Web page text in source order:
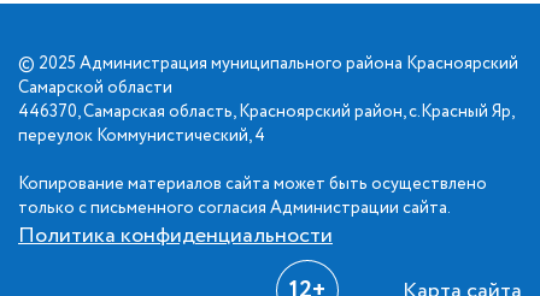
© 2025 Администрация муниципального района Красноярский
Самарской области
446370, Самарская область, Красноярский район, с.Красный Яр,
переулок Коммунистический, 4
Копирование материалов сайта может быть осуществлено
только с письменного согласия Администрации сайта.
Политика конфиденциальности